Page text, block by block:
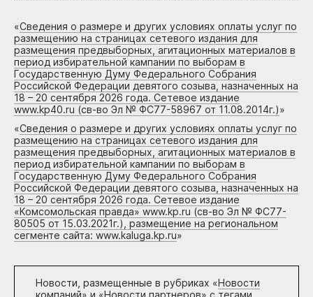
«Сведения о размере и других условиях оплаты услуг по
размещению на страницах сетевого издания для
размещения предвыборных, агитационных материалов в
период избирательной кампании по выборам в
Государственную Думу Федерального Собрания
Российской Федерации девятого созыва, назначенных на
18 – 20 сентября 2026 года. Сетевое издание
www.kp40.ru (св-во Эл № ФС77-58967 от 11.08.2014г.)»
«Сведения о размере и других условиях оплаты услуг по
размещению на страницах сетевого издания для
размещения предвыборных, агитационных материалов в
период избирательной кампании по выборам в
Государственную Думу Федерального Собрания
Российской Федерации девятого созыва, назначенных на
18 – 20 сентября 2026 года. Сетевое издание
«Комсомольская правда» www.kp.ru (св-во Эл № ФС77-
80505 от 15.03.2021г.), размещение на региональном
сегменте сайта: www.kaluga.kp.ru»
Новости, размещенные в рубриках «Новости
компаний» и «Новости партнеров» с тегами